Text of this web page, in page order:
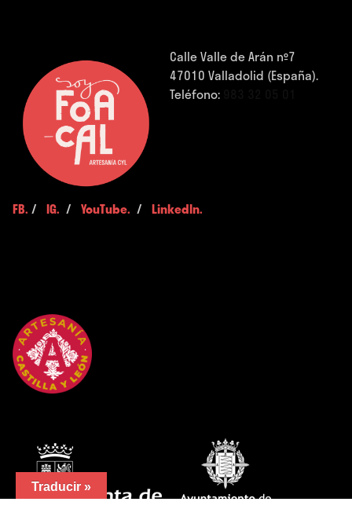
Calle Valle de Arán nº7
47010 Valladolid (España).
Teléfono:
FB. / IG. / YouTube. / LinkedIn.
Traducir »